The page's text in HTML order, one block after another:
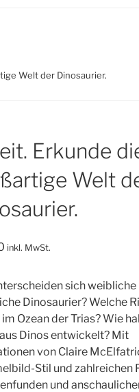
Welt der Dinosaurier.
Erkunde
Welt
inkl. MwSt.
sich weibliche
Dinosaurier? Welche
Ozean der Trias? Wie
Dinos entwickelt? Mit
von Claire
Stil und zahlreichen
und